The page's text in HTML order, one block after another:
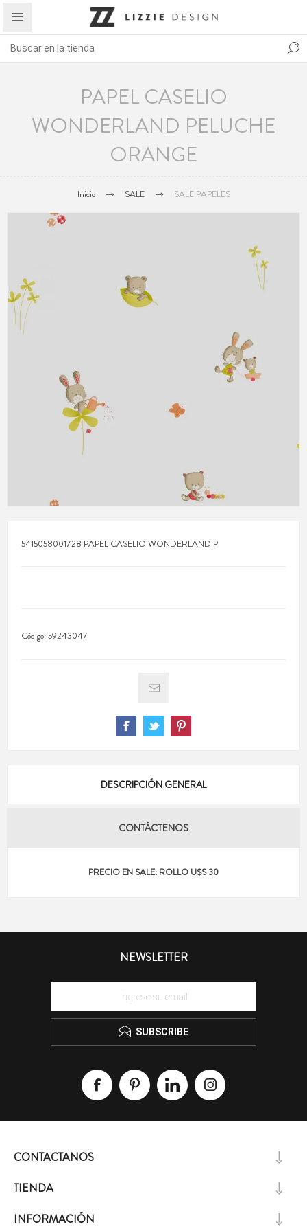
PAPEL CASELIO
WONDERLAND PELUCHE
ORANGE
Inicio SALE SALE PAPELES
5415058001728 PAPEL CASELIO WONDERLAND P
Código:59243047
DESCRIPCIÓN GENERAL
CONTÁCTENOS
PRECIO EN SALE: ROLLO U$S 30
NEWSLETTER
SUBSCRIBE
CONTACTANOS
TIENDA
INFORMACIÓN